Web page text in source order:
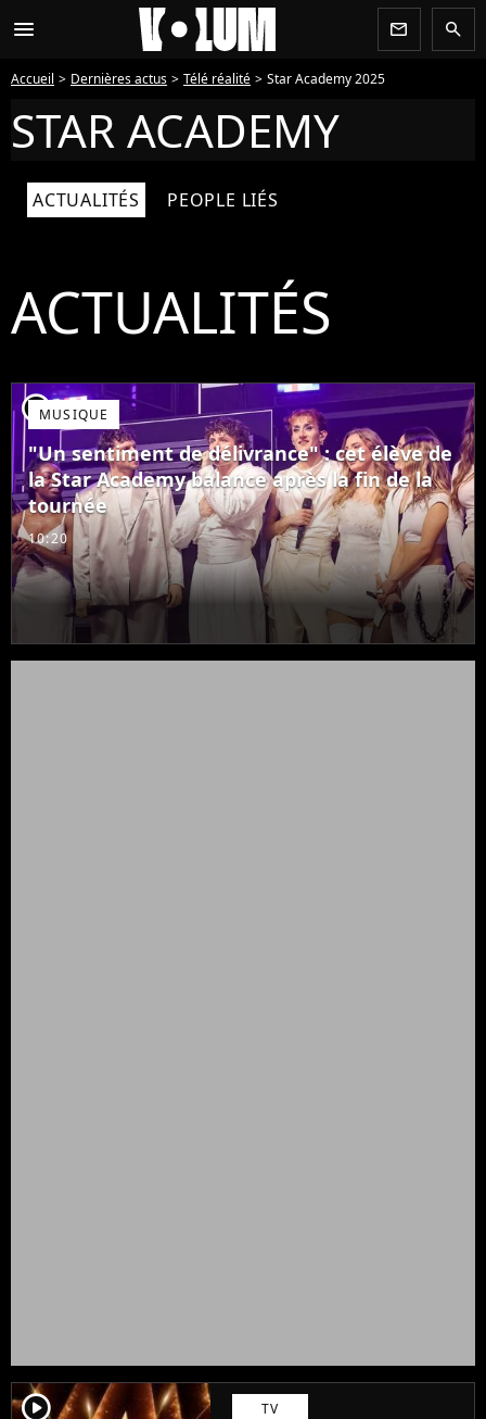
menu newsletter search
Accueil Dernières actus Télé réalité Star Academy 2025
STAR ACADEMY
ACTUALITÉS PEOPLE LIÉS
ACTUALITÉS
player2MUSIQUE
"Un sentiment de délivrance" : cet élève de
la Star Academy balance après la fin de la
tournée
10:20
player2 TV